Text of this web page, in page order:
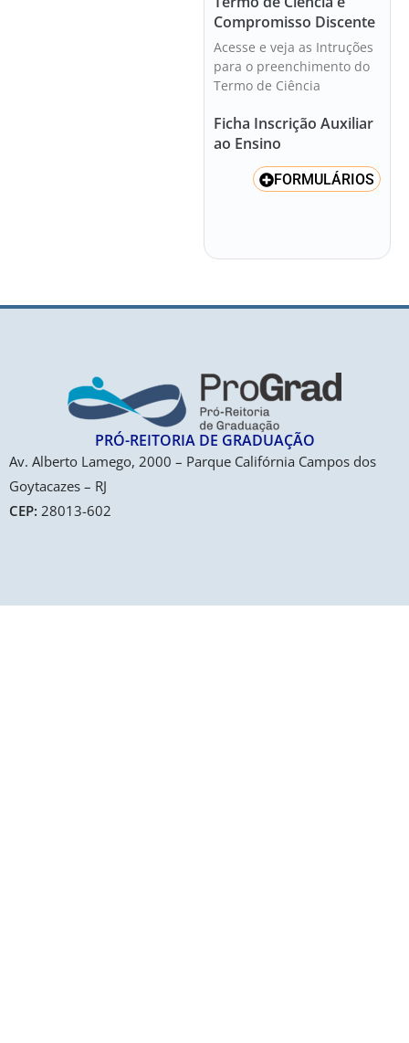
Compromisso Discente
Acesse e veja as Intruções
para o preenchimento do
Termo de Ciência
Ficha Inscrição Auxiliar
ao Ensino
FORMULÁRIOS
PRÓ-REITORIA DE GRADUAÇÃO​
Av. Alberto Lamego, 2000 – Parque Califórnia Campos dos
Goytacazes – RJ
CEP: 28013-602